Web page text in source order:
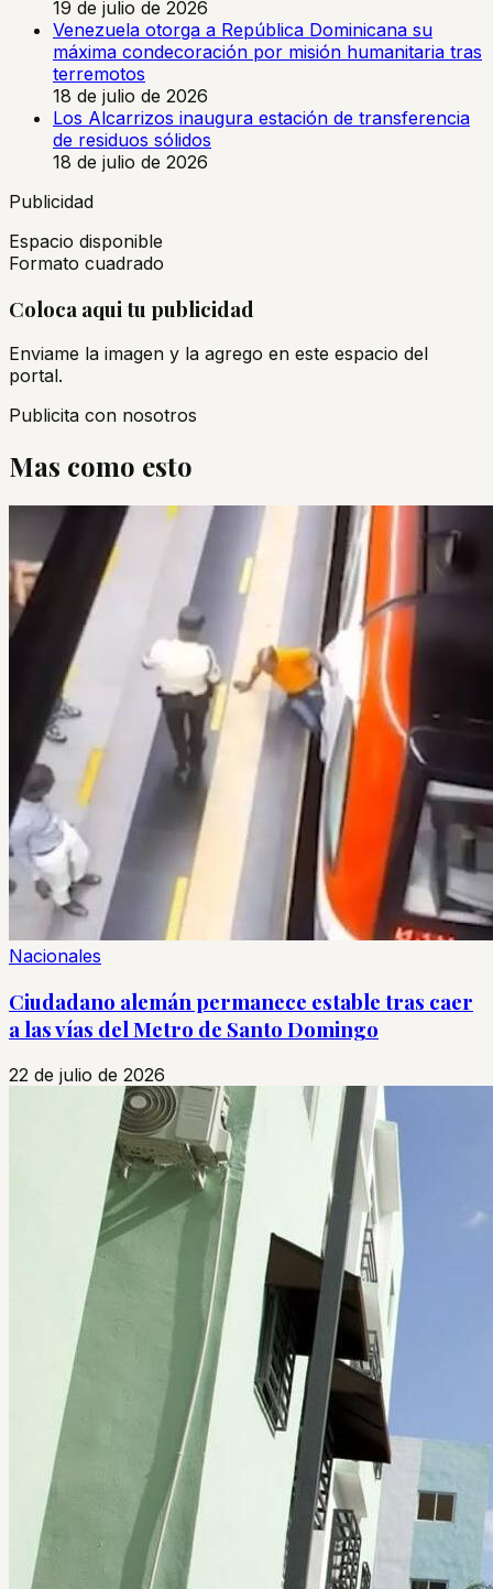
19 de julio de 2026
Venezuela otorga a República Dominicana su
máxima condecoración por misión humanitaria tras
terremotos
18 de julio de 2026
Los Alcarrizos inaugura estación de transferencia
de residuos sólidos
18 de julio de 2026
Publicidad
Espacio disponible
Formato cuadrado
Coloca aqui tu publicidad
Enviame la imagen y la agrego en este espacio del
portal.
Publicita con nosotros
Mas como esto
Nacionales
Ciudadano alemán permanece estable tras caer
a las vías del Metro de Santo Domingo
22 de julio de 2026